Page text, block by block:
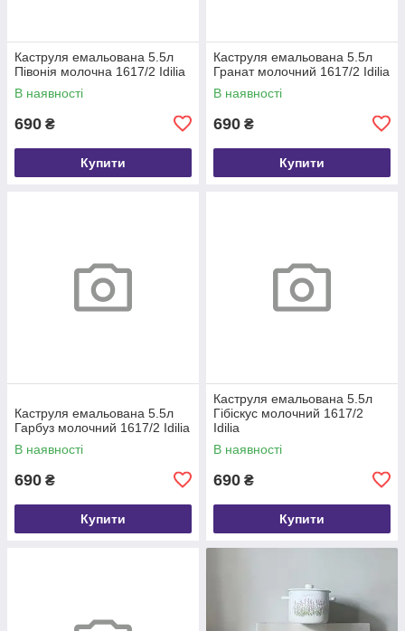
Каструля емальована 5.5л
Півонія молочна 1617/2 Idilia
В наявності
690 ₴
Купити
Каструля емальована 5.5л
Гранат молочний 1617/2 Idilia
В наявності
690 ₴
Купити
Каструля емальована 5.5л
Гарбуз молочний 1617/2 Idilia
В наявності
690 ₴
Купити
Каструля емальована 5.5л
Гібіскус молочний 1617/2
Idilia
В наявності
690 ₴
Купити